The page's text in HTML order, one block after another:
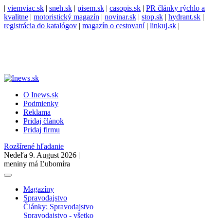
| viemviac.sk | sneh.sk | pisem.sk | casopis.sk | PR články rýchlo a
kvalitne | motoristický magazín | novinar.sk | stop.sk | hydrant.sk |
registrácia do katalógov | magazín o cestovaní| linkuj.sk |
O Inews.sk
Podmienky
Reklama
Pridaj článok
Pridaj firmu
Rozšírené hľadanie
Nedeľa 9. August 2026 |
meniny má Ľubomíra
Magazíny
Spravodajstvo
Články: Spravodajstvo
Spravodajstvo - všetko